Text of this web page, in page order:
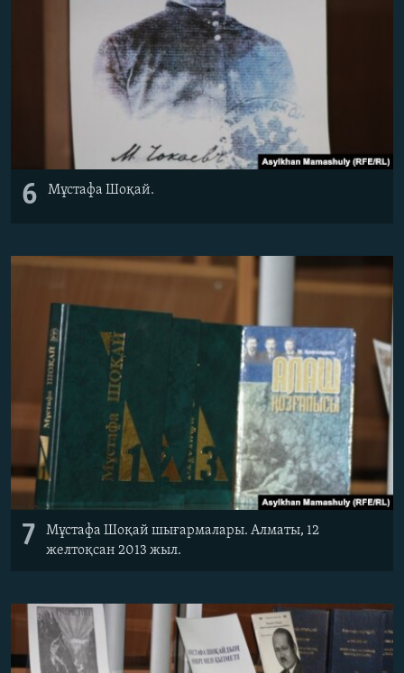
6 Мұстафа Шоқай.
7
Мұстафа Шоқай шығармалары. Алматы, 12
желтоқсан 2013 жыл.